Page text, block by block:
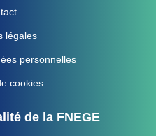
légales
personnelles
cookies
de la FNEGE